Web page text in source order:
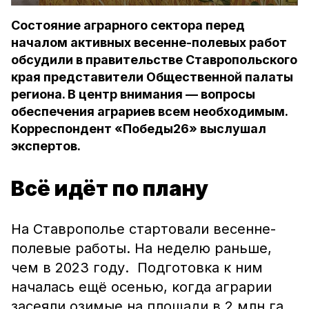
Состояние аграрного сектора перед
началом активных весенне-полевых работ
обсудили в правительстве Ставропольского
края представители Общественной палаты
региона. В центр внимания — вопросы
обеспечения аграриев всем необходимым.
Корреспондент «Победы26» выслушал
экспертов.
Всё идёт по плану
На Ставрополье стартовали весенне-
полевые работы. На неделю раньше,
чем в 2023 году. Подготовка к ним
началась ещё осенью, когда аграрии